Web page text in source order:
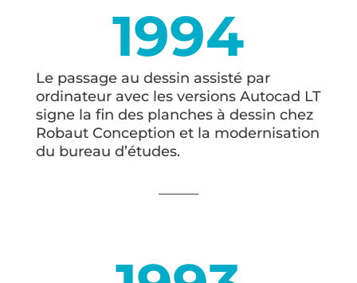
1994
Le passage au dessin assisté par
ordinateur avec les versions Autocad LT
signe la fin des planches à dessin chez
Robaut Conception et la modernisation
du bureau d’études.